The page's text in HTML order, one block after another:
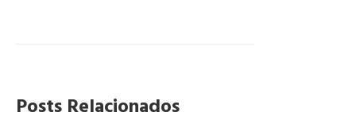
Posts Relacionados